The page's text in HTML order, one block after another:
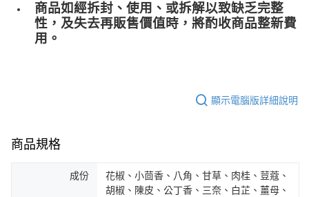
商品如經拆封、使用、或拆解以致缺乏完整
性，及失去再販售價值時，將酌收商品整﻿新費
用。
顯示電腦版詳細說明
商品規格
成份
花椒、小茴香、八角、甘草、肉桂、荳蔻、
胡椒、陳皮、公丁香、三奈、白芷、薑母、